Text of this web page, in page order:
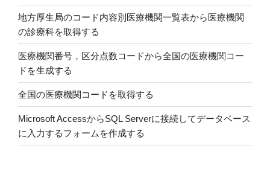
温
と
の
相
関
関
係
を
可
視
地方厚生局のコード内容別医療機関一覧表から医療機関
の診療科を取得する
医療機関番号，区分点数コードから全国の医療機関コー
ドを生成する
全国の医療機関コードを取得する
Microsoft AccessからSQL Serverに接続してデータベース
に入力するフォームを作成する